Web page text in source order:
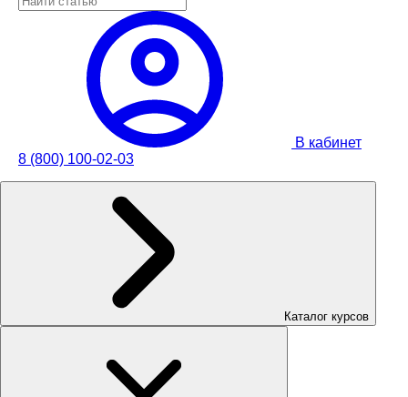
В кабинет
8 (800) 100-02-03
Каталог курсов